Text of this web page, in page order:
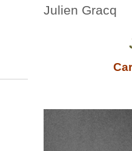
Julien Gracq